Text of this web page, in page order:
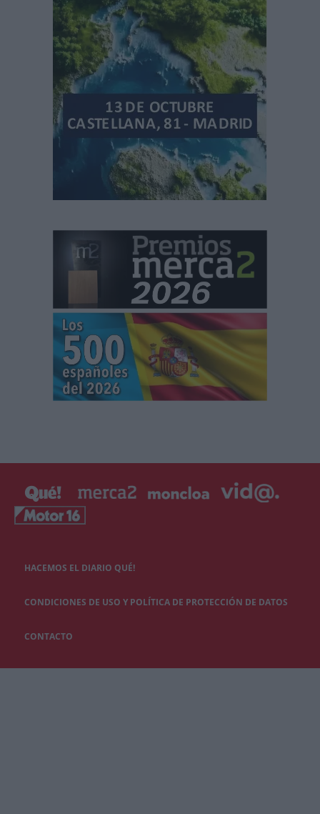
HACEMOS EL DIARIO QUÉ!
CONDICIONES DE USO Y POLÍTICA DE PROTECCIÓN DE DATOS
CONTACTO